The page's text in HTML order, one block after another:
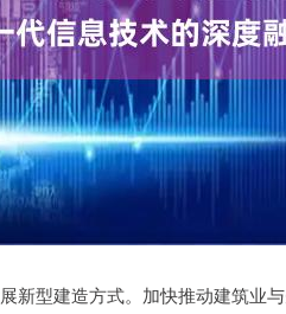
新型建造方式。加快推动建筑业